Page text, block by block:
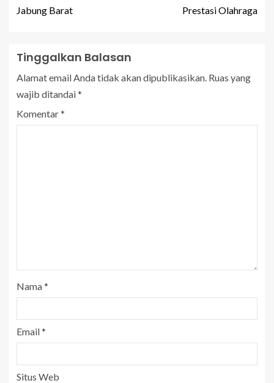
Jabung Barat Prestasi Olahraga
Tinggalkan Balasan
Alamat email Anda tidak akan dipublikasikan. Ruas yang
wajib ditandai*
Komentar*
Nama*
Email*
Situs Web